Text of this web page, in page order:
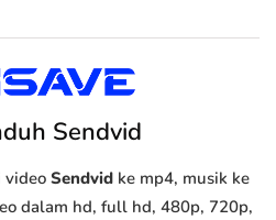
Sendvid
video Sendvidke mp4, musik ke
dalam hd, full hd, 480p, 720p,